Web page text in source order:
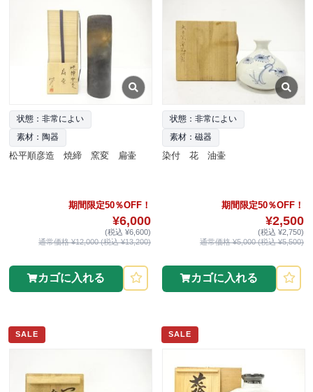
状態：非常によい
素材：陶器
松平順彦造 焼締 窯変 扁壷
期間限定50％OFF！
¥6,000
(税込 ¥6,600)
通常価格 ¥12,000 (税込 ¥13,200)
カゴに入れる
状態：非常によい
素材：磁器
染付 花 油壷
期間限定50％OFF！
¥2,500
(税込 ¥2,750)
通常価格 ¥5,000 (税込 ¥5,500)
カゴに入れる
SALE SALE